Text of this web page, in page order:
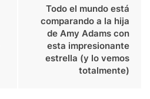
Todo el mundo está
comparando a la hija
de Amy Adams con
esta impresionante
estrella (y lo vemos
totalmente)